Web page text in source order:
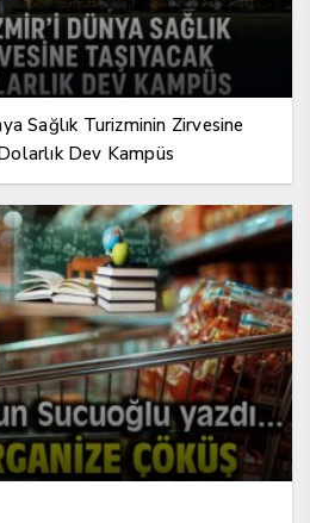
Sağlık Turizminin Zirvesine
Dev Kampüs